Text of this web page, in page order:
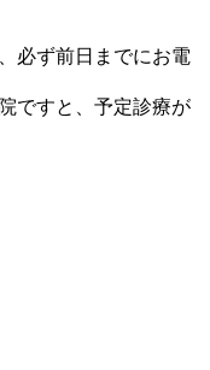
必ず前日までにお電
ですと、予定診療が